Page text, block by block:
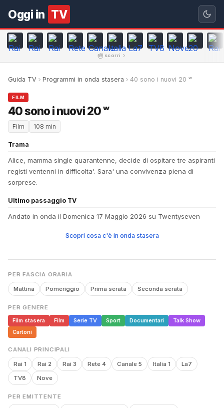
Oggi in TV
scorri
Guida TV Programmi in onda stasera 40 sono i nuovi 20 ʷ
FILM
40 sono i nuovi 20 ʷ
Film 108 min
Trama
Alice, mamma single quarantenne, decide di ospitare tre aspiranti
registi ventenni in difficolta'. Sara' una convivenza piena di
sorprese.
Ultimo passaggio TV
Andato in onda il Domenica 17 Maggio 2026 su Twentyseven
Scopri cosa c'è in onda stasera
PER FASCIA ORARIA
Mattina Pomeriggio Prima serata Seconda serata
PER GENERE
Film stasera
Film Serie TV Sport Documentari
Talk Show
Cartoni
CANALI PRINCIPALI
Rai 1 Rai 2 Rai 3 Rete 4 Canale 5 Italia 1
La7
TV8
Nove
PER EMITTENTE